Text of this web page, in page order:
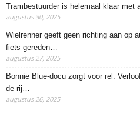
Trambestuurder is helemaal klaar met
augustus 30, 2025
Wielrenner geeft geen richting aan op
fiets gereden…
augustus 27, 2025
Bonnie Blue-docu zorgt voor rel:
de rij…
augustus 26, 2025